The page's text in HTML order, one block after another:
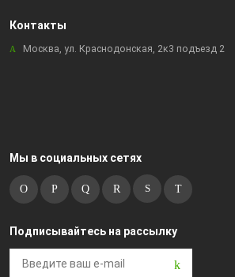
Контакты
Москва, ул. Краснодонская, 2к3 подъезд 2
Мы в социальных сетях
Подписывайтесь на рассылку